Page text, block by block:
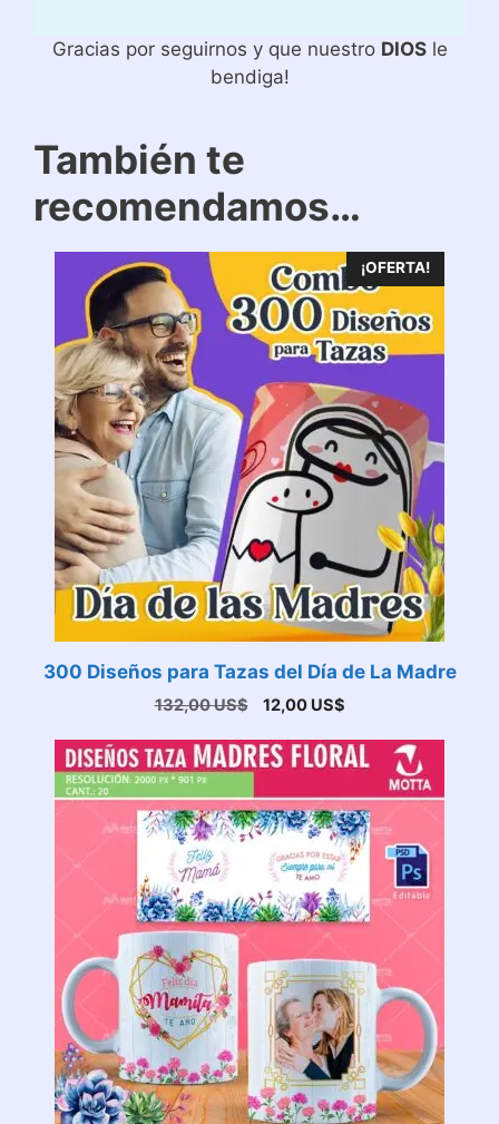
Gracias por seguirnos y que nuestro DIOSle
bendiga!
También te
recomendamos…
¡OFERTA!
300 Diseños para Tazas del Día de La Madre
132,00US$
El
original
era:
132,00 US$.
12,00 US$El
actual
es:
12,00 US$.